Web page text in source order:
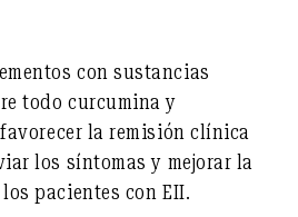
con sustancias
todo curcuminay
favorecer laremisión clínica
los síntomas y mejorar la
pacientes con EII.